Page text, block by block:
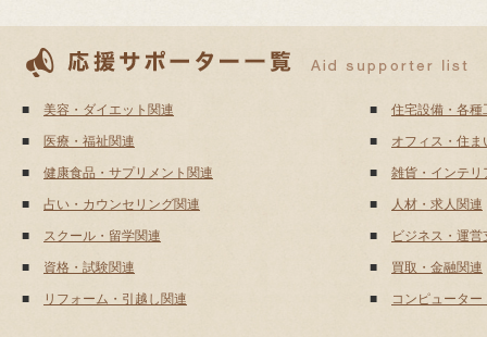
美容・ダイエット関連
■
医療・福祉関連
■
健康食品・サプリメント関連
■
占い・カウンセリング関連
■
スクール・留学関連
■
資格・試験関連
■
リフォーム・引越し関連
■
住宅設備・各種
■
オフィス・住ま
■
雑貨・インテリ
■
人材・求人関連
■
ビジネス・運営
■
買取・金融関連
■
コンピュータ
■